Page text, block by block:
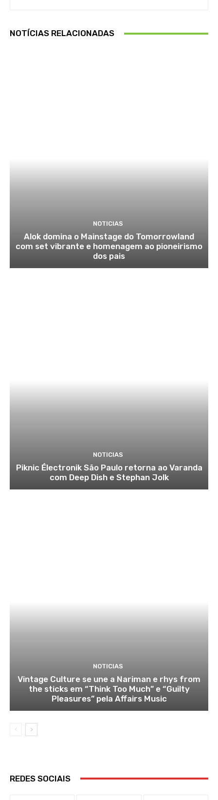
NOTÍCIAS RELACIONADAS
NOTICIAS
Alok domina o Mainstage do Tomorrowland
com set vibrante e homenagem ao pioneirismo
dos pais
NOTICIAS
Piknic Électronik São Paulo retorna ao Varanda
com Deep Dish e Stephan Jolk
NOTICIAS
Vintage Culture se une a Nariman e rhys from
the sticks em “Think Too Much” e “Guilty
Pleasures” pela Affairs Music
REDES SOCIAIS